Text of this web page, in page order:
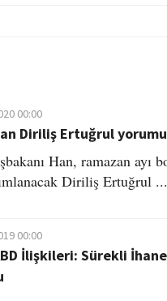
00:00
Diriliş Ertuğrul yorumu
Han, ramazan ayı
Diriliş Ertuğrul ...
00:00
İlişkileri: Sürekli